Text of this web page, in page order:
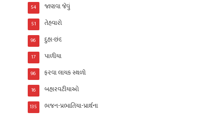
જાણવા જેવું
54
તેહવારો
51
દુહા-છંદ
96
પાળીયા
17
ફરવા લાયક સ્થળો
96
બહારવટીયાઓ
16
ભજન-પ્રભાતિયા-પ્રાર્થના
135